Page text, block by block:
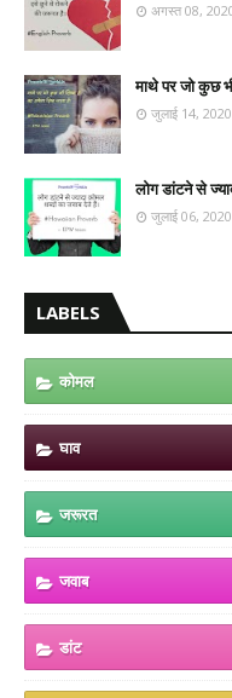
अगस्त 08,
माथे पर जो कुछ
जुलाई 14, 2020
लोग डांटने से
जुलाई 06, 2020
LABELS
कोमल
घाव
जरूरत
जवाब
डांट